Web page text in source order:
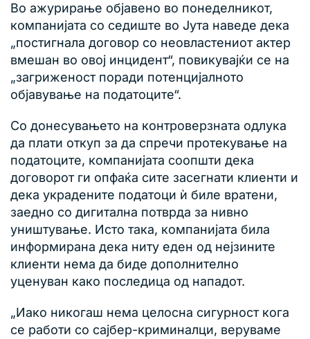
Во ажурирање објавено во понеделникот,
компанијата со седиште во Јута наведе дека
„постигнала договор со неовластениот актер
вмешан во овој инцидент“, повикувајќи се на
„загриженост поради потенцијалното
објавување на податоците“.
Со донесувањето на контроверзната одлука
да плати откуп за да спречи протекување на
податоците, компанијата соопшти дека
договорот ги опфаќа сите засегнати клиенти и
дека украдените податоци ѝ биле вратени,
заедно со дигитална потврда за нивно
уништување. Исто така, компанијата била
информирана дека ниту еден од нејзините
клиенти нема да биде дополнително
уценуван како последица од нападот.
„Иако никогаш нема целосна сигурност кога
се работи со сајбер-криминалци, веруваме